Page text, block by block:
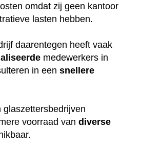
omdat zij geen kantoor
lasten hebben.
daarentegen heeft vaak
medewerkers in
in een snellere
glaszettersbedrijven
voorraad van diverse